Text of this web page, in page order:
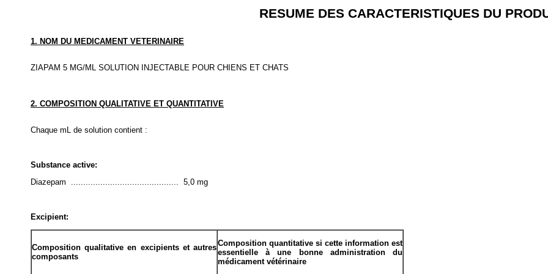
RESUME DES CARACTERISTIQUES DU
1. NOM DU MEDICAMENT VETERINAIRE
ZIAPAM 5 MG/ML SOLUTION INJECTABLE POUR CHIENS ET CHATS
2. COMPOSITION QUALITATIVE ET QUANTITATIVE
Chaque mL de solution contient :
Substance active:
Diazepam ............................................ 5,0 mg
Excipient:
Composition qualitative en excipients et autres
composants
Composition quantitative si cette information est
essentielle à une bonne administration du
médicament vétérinaire